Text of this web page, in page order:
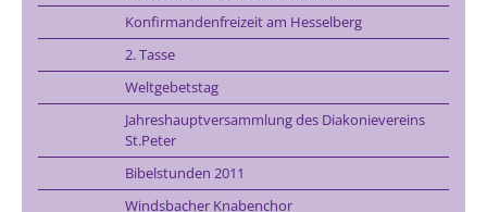
Konfirmandenfreizeit am Hesselberg
2. Tasse
Weltgebetstag
Jahreshauptversammlung des Diakonievereins
St.Peter
Bibelstunden 2011
Windsbacher Knabenchor